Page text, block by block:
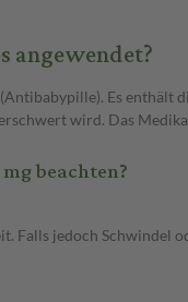
angewendet?
Es
wird. Das
beachten?
Falls jedoch